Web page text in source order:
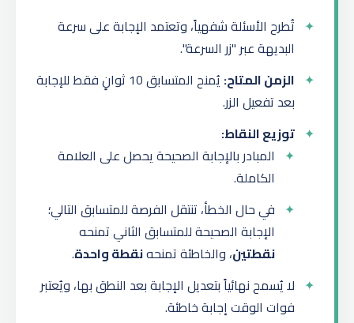
تُطرح الأسئلة شفهياً، وتعتمد الإجابة على سرعة
البديهة عبر "زر السرعة".
الزمن المتاح:
يُمنح المتسابق 10 ثوانٍ فقط للإجابة
بعد تفعيل الزر.
توزيع النقاط:
المبادر بالإجابة الصحيحة يحصل على العلامة
الكاملة.
في حال الخطأ، تنتقل الفرصة للمتسابق التالي؛
الإجابة الصحيحة للمتسابق الثاني تمنحه
نقطتين، والخاطئة تمنحهنقطة واحدة.
لا يُسمح نهائياً بتعديل الإجابة بعد النطق بها، ويُعتبر
فوات الوقت إجابة خاطئة.